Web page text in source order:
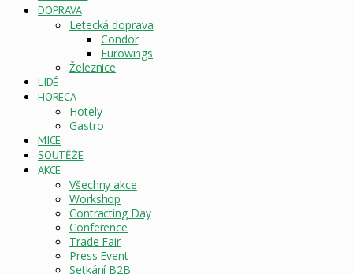
DOPRAVA
Letecká doprava
Condor
Eurowings
Železnice
LIDÉ
HORECA
Hotely
Gastro
MICE
SOUTĚŽE
AKCE
Všechny akce
Workshop
Contracting Day
Conference
Trade Fair
Press Event
Setkání B2B